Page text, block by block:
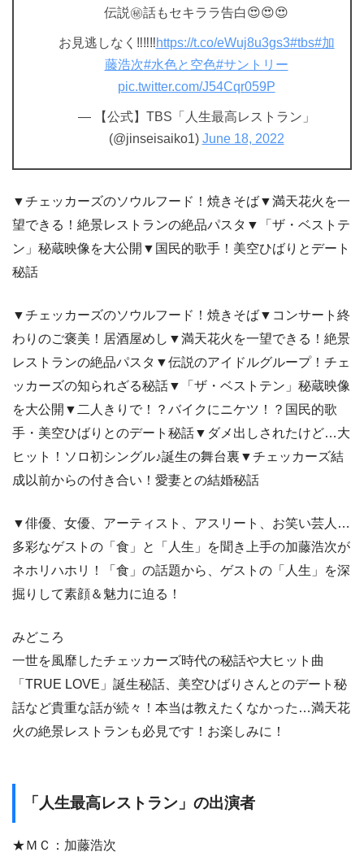
伝説㊙️話もセキララ告白😍😍😍
お見逃しなく‼️‼️‼️https://t.co/eWuj8u3gs3#tbs#加
藤浩次#水色と空色#サントリー
pic.twitter.com/J54Cqr059P
— 【公式】TBS「人生最高レストラン」
(@jinseisaiko1) June 18, 2022
▼チェッカーズのソウルフード！焼きそば▼満天花火を一
望できる！絶景レストランの絶品パスタ▼「ザ・ベストテ
ン」秘蔵映像を大公開▼国民的歌手！美空ひばりとデート
秘話
▼チェッカーズのソウルフード！焼きそば▼コンサート終
わりのご褒美！居酒屋めし▼満天花火を一望できる！絶景
レストランの絶品パスタ▼伝説のアイドルグループ！チェ
ッカーズの知られざる秘話▼「ザ・ベストテン」秘蔵映像
を大公開▼二人きりで！？バイクにニケツ！？国民的歌
手・美空ひばりとのデート秘話▼ダメ出しされたけど…大
ヒット！ソロ初シングル♪誕生の舞台裏▼チェッカーズ結
成以前からの付き合い！愛妻との結婚秘話
▼俳優、女優、アーティスト、アスリート、お笑い芸人…
多彩なゲストの「食」と「人生」を聞き上手の加藤浩次が
ネホリハホリ！「食」の話題から、ゲストの「人生」を深
掘りして素顔＆魅力に迫る！
みどころ
一世を風靡したチェッカーズ時代の秘話や大ヒット曲
「TRUE LOVE」誕生秘話、美空ひばりさんとのデート秘
話など貴重な話が続々！本当は教えたくなかった…満天花
火の絶景レストランも必見です！お楽しみに！
「人生最高レストラン」の出演者
★ＭＣ：加藤浩次